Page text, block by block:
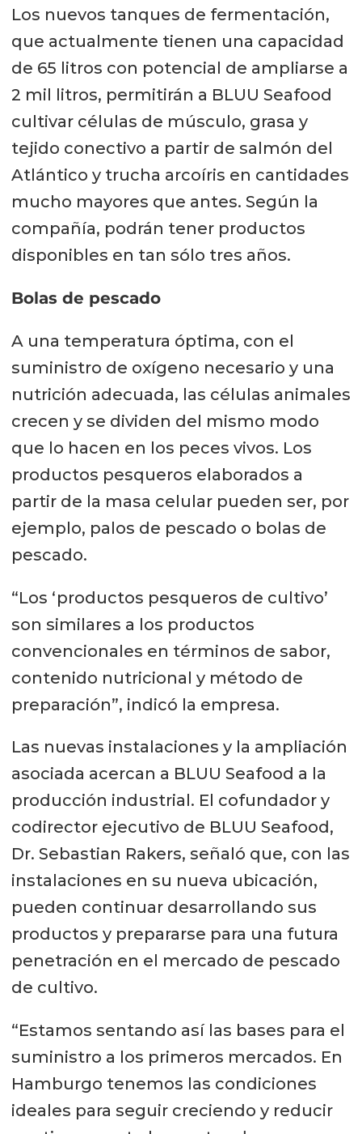
Los nuevos tanques de fermentación,
que actualmente tienen una capacidad
de 65 litros con potencial de ampliarse a
2 mil litros, permitirán a BLUU Seafood
cultivar células de músculo, grasa y
tejido conectivo a partir de salmón del
Atlántico y trucha arcoíris en cantidades
mucho mayores que antes. Según la
compañía, podrán tener productos
disponibles en tan sólo tres años.
Bolas de pescado
A una temperatura óptima, con el
suministro de oxígeno necesario y una
nutrición adecuada, las células animales
crecen y se dividen del mismo modo
que lo hacen en los peces vivos. Los
productos pesqueros elaborados a
partir de la masa celular pueden ser, por
ejemplo, palos de pescado o bolas de
pescado.
“Los ‘productos pesqueros de cultivo’
son similares a los productos
convencionales en términos de sabor,
contenido nutricional y método de
preparación”, indicó la empresa.
Las nuevas instalaciones y la ampliación
asociada acercan a BLUU Seafood a la
producción industrial. El cofundador y
codirector ejecutivo de BLUU Seafood,
Dr. Sebastian Rakers, señaló que, con las
instalaciones en su nueva ubicación,
pueden continuar desarrollando sus
productos y prepararse para una futura
penetración en el mercado de pescado
de cultivo.
“Estamos sentando así las bases para el
suministro a los primeros mercados. En
Hamburgo tenemos las condiciones
ideales para seguir creciendo y reducir